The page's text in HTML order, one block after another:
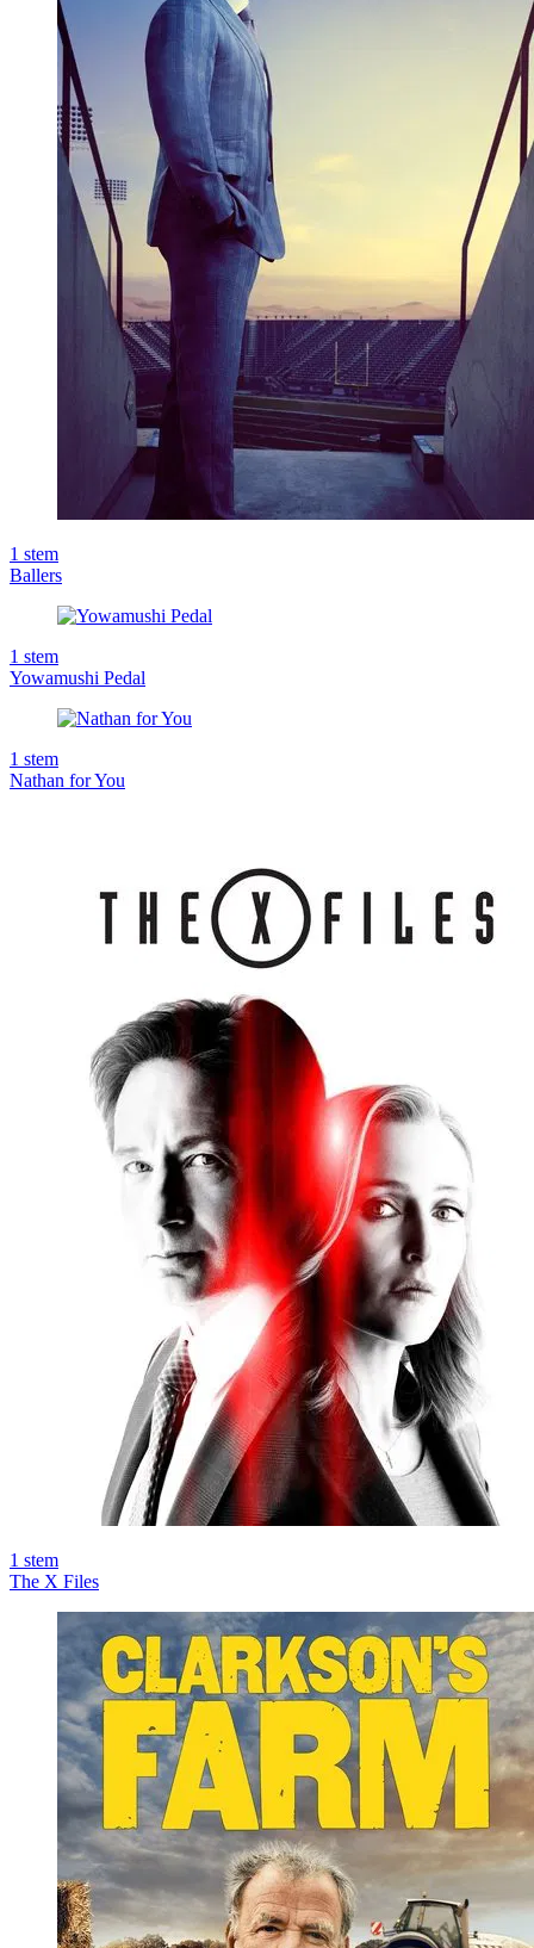
1 stem
Ballers
1 stem
Yowamushi Pedal
1 stem
Nathan for You
1 stem
The X Files